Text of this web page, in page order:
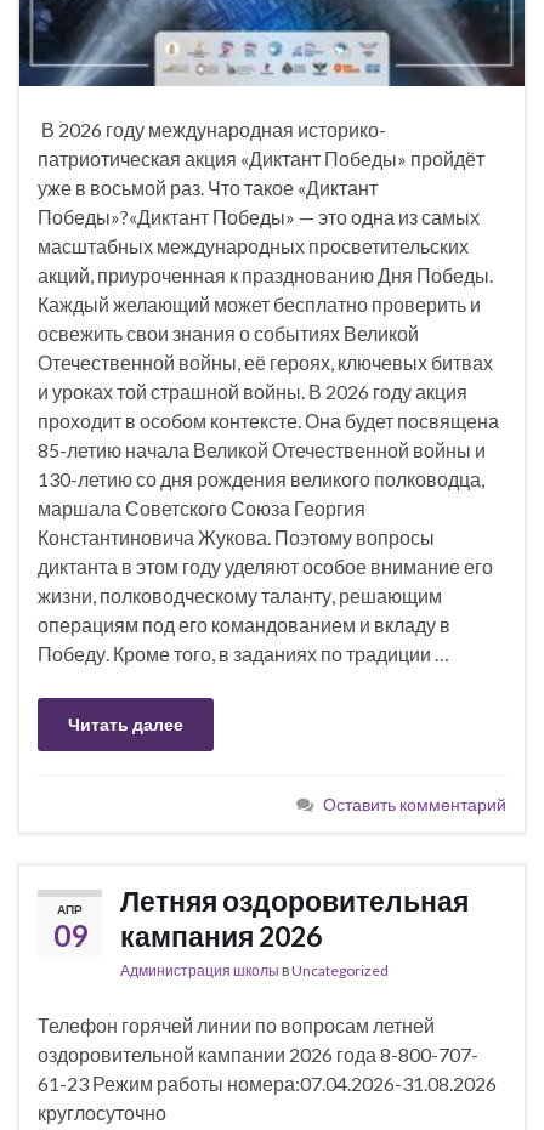
В 2026 году международная историко-
патриотическая акция «Диктант Победы» пройдёт
уже в восьмой раз. Что такое «Диктант
Победы»?«Диктант Победы» — это одна из самых
масштабных международных просветительских
акций, приуроченная к празднованию Дня Победы.
Каждый желающий может бесплатно проверить и
освежить свои знания о событиях Великой
Отечественной войны, её героях, ключевых битвах
и уроках той страшной войны. В 2026 году акция
проходит в особом контексте. Она будет посвящена
85-летию начала Великой Отечественной войны и
130-летию со дня рождения великого полководца,
маршала Советского Союза Георгия
Константиновича Жукова. Поэтому вопросы
диктанта в этом году уделяют особое внимание его
жизни, полководческому таланту, решающим
операциям под его командованием и вкладу в
Победу. Кроме того, в заданиях по традиции …
Читать далее
Оставить комментарий
АПР
09
Летняя оздоровительная
кампания 2026
Администрация школы вUncategorized
Телефон горячей линии по вопросам летней
оздоровительной кампании 2026 года 8-800-707-
61-23 Режим работы номера:07.04.2026-31.08.2026
круглосуточно